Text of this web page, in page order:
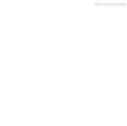
advertisement